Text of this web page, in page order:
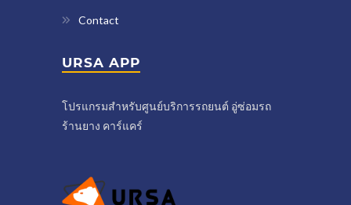
Contact
URSA APP
โปรแกรมสำหรับศูนย์บริการรถยนต์ อู่ซ่อมรถ
ร้านยาง คาร์แคร์